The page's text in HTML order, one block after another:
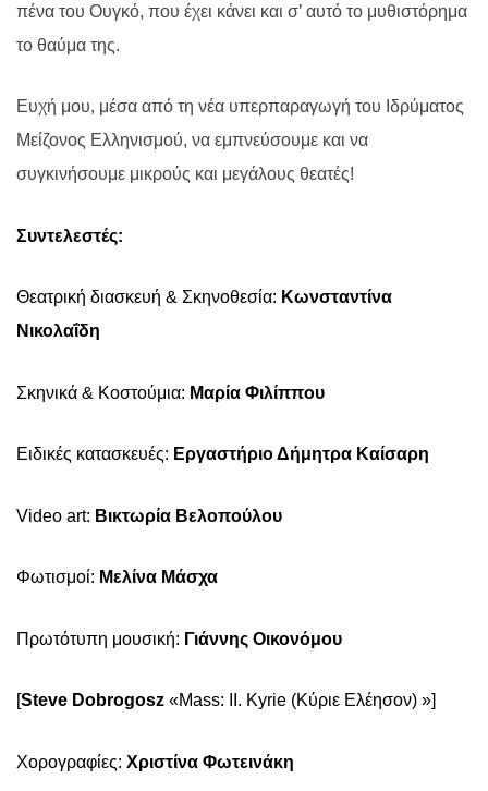
πένα του Ουγκό, που έχει κάνει και σ’ αυτό το μυθιστόρημα
το θαύμα της.
Ευχή μου, μέσα από τη νέα υπερπαραγωγή του Ιδρύματος
Μείζονος Ελληνισμού, να εμπνεύσουμε και να
συγκινήσουμε μικρούς και μεγάλους θεατές!
Συντελεστές:
Θεατρική διασκευή & Σκηνοθεσία: Κωνσταντίνα
Νικολαΐδη
Σκηνικά & Κοστούμια: Μαρία Φιλίππου
Ειδικές κατασκευές: Εργαστήριο Δήμητρα Καίσαρη
Video art: Βικτωρία Βελοπούλου
Φωτισμοί: Μελίνα Μάσχα
Πρωτότυπη μουσική: Γιάννης Οικονόμου
[Steve Dobrogosz «Mass: . Kyrie (Κύριε Ελέησον) »]
Χορογραφίες: Χριστίνα Φωτεινάκη